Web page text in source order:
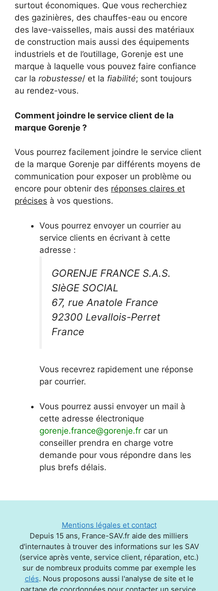
surtout économiques. Que vous recherchiez
des gazinières, des chauffes-eau ou encore
des lave-vaisselles, mais aussi des matériaux
de construction mais aussi des équipements
industriels et de l’outillage, Gorenje est une
marque à laquelle vous pouvez faire confiance
car la robustesse/ et la fiabilité; sont toujours
au rendez-vous.
Comment joindre le service client de la
marque Gorenje ?
Vous pourrez facilement joindre le service client
de la marque Gorenje par différents moyens de
communication pour exposer un problème ou
encore pour obtenir des réponses claires et
précises à vos questions.
Vous pourrez envoyer un courrier au
service clients en écrivant à cette
adresse :
GORENJE FRANCE S.A.S.
SIèGE SOCIAL
67, rue Anatole France
92300 Levallois-Perret
France
Vous recevrez rapidement une réponse
par courrier.
Vous pourrez aussi envoyer un mail à
cette adresse électronique
gorenje.france@gorenje.fr car un
conseiller prendra en charge votre
demande pour vous répondre dans les
plus brefs délais.
Mentions légales et contact
Depuis 15 ans, France-SAV.fr aide des milliers
d'internautes à trouver des informations sur les SAV
(service après vente, service client, réparation, etc.)
sur de nombreux produits comme par exemple les
clés. Nous proposons aussi l'analyse de site et le